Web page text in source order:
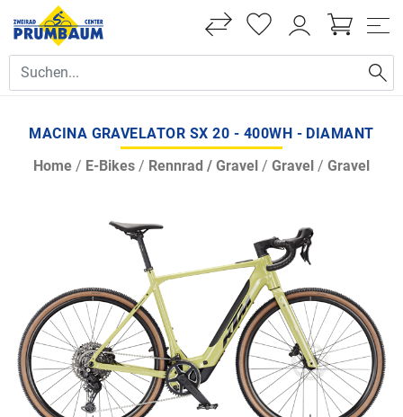
MACINA GRAVELATOR SX 20 - 400WH - DIAMANT
Home / E-Bikes / Rennrad / Gravel / Gravel / Gravel